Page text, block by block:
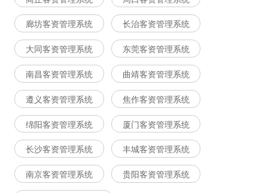
廊坊客资管理系统 长治客资管理系统
大同客资管理系统 东莞客资管理系统
南昌客资管理系统 曲靖客资管理系统
遵义客资管理系统 焦作客资管理系统
绵阳客资管理系统 厦门客资管理系统
长沙客资管理系统 丰城客资管理系统
南京客资管理系统 贵阳客资管理系统